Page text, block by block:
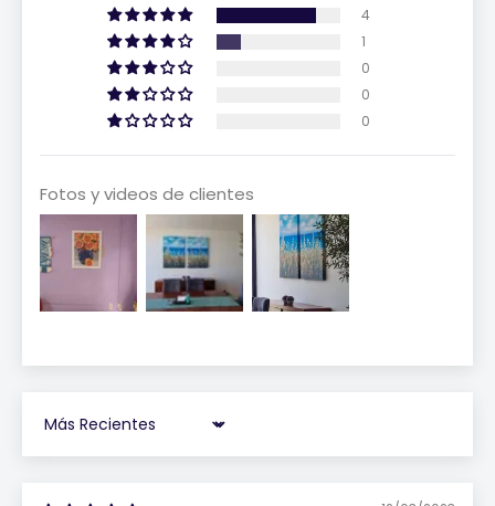
4
1
0
0
0
Fotos y videos de clientes
Sort by